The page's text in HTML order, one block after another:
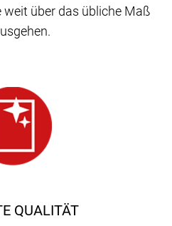
QUALITÄT
weit über das übliche Maß